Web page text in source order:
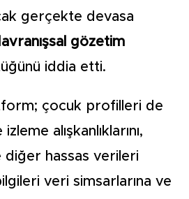
gerçekte devasa
gözetim
iddia etti.
çocuk profilleri de
alışkanlıklarını,
diğer hassas verileri
veri simsarlarına ve